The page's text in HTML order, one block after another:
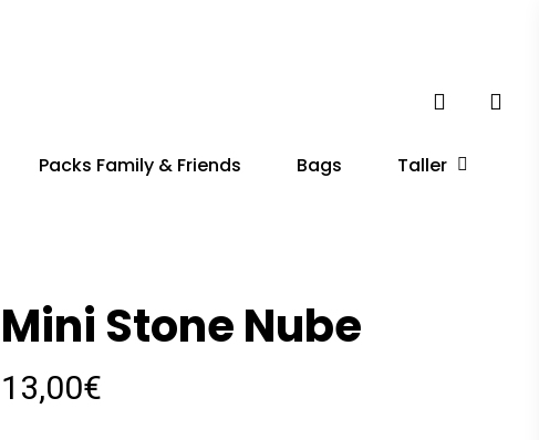
Packs Family & Friends Bags Taller
Mini Stone Nube
13,00€